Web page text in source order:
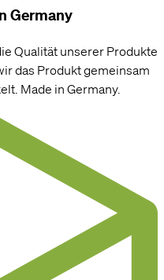
Germany
Qualität unserer Produkte
das Produkt gemeinsam
Made in Germany.